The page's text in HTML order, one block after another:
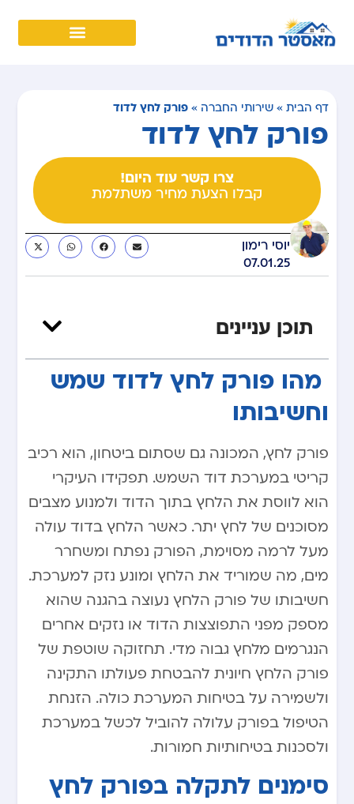
דף הבית »שירותי החברה »פורק לחץ לדוד
פורק לחץ לדוד
צרו קשר עוד היום!
קבלו הצעת מחיר משתלמת
יוסי רימון
07.01.25
תוכן עניינים
​ ​מהו פורק לחץ לדוד שמש
וחשיבותו
פורק לחץ, המכונה גם שסתום ביטחון, הוא רכיב
קריטי במערכת דוד השמש. תפקידו העיקרי
הוא לווסת את הלחץ בתוך הדוד ולמנוע מצבים
מסוכנים של לחץ יתר. כאשר הלחץ בדוד עולה
מעל לרמה מסוימת, הפורק נפתח ומשחרר
מים, מה שמוריד את הלחץ ומונע נזק למערכת.
חשיבותו של פורק הלחץ נעוצה בהגנה שהוא
מספק מפני התפוצצות הדוד או נזקים אחרים
הנגרמים מלחץ גבוה מדי. תחזוקה שוטפת של
פורק הלחץ חיונית להבטחת פעולתו התקינה
ולשמירה על בטיחות המערכת כולה. הזנחת
הטיפול בפורק עלולה להוביל לכשל במערכת
ולסכנות בטיחותיות חמורות.
סימנים לתקלה בפורק לחץ